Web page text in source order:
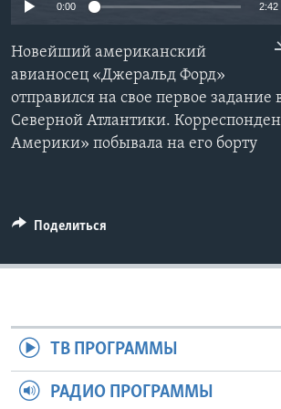
СОЦИАЛЬНЫЕ СЕТИ
0:00 2:42
Новейший американский
авианосец «Джеральд Форд»
отправился на свое первое задание
Северной Атлантики.
Америки» побывала на его борту
Поделиться
ТВ ПРОГРАММЫ
РАДИО ПРОГРАММЫ